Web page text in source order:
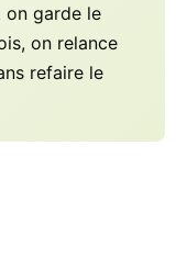
garde le
on relance
refaire le